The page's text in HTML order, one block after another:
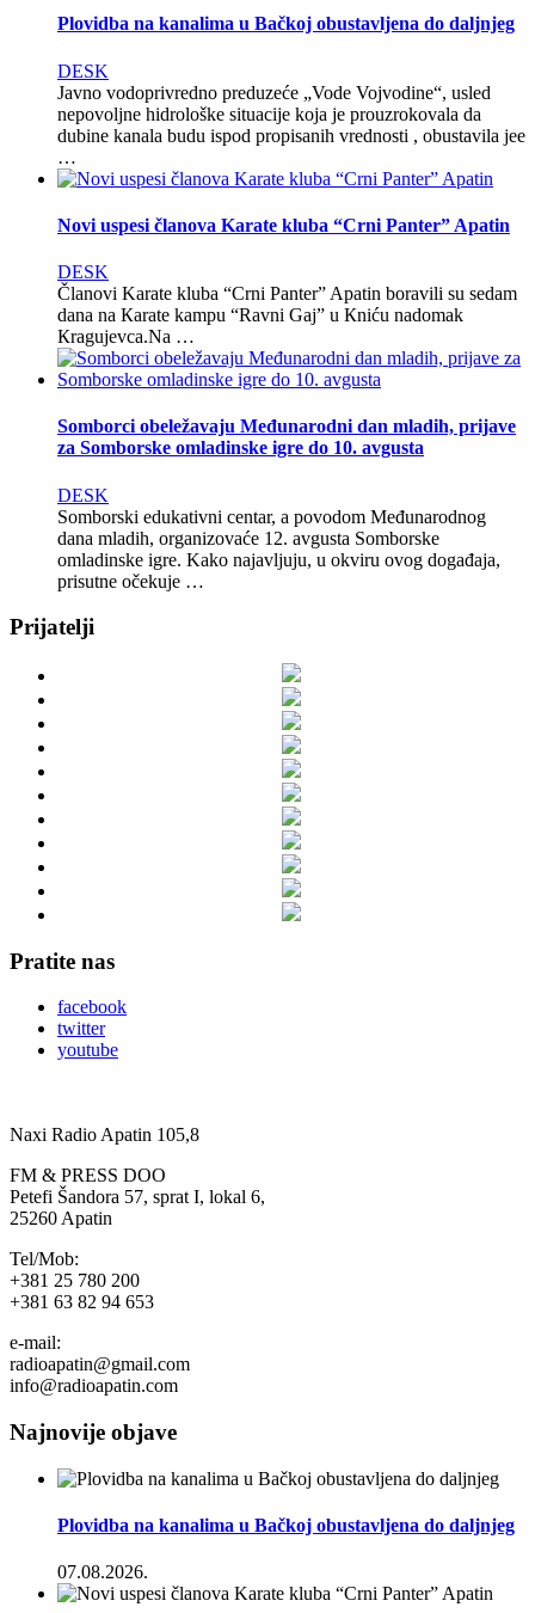
Plovidba na kanalima u Bačkoj obustavljena do daljnjeg
DESK
Javno vodoprivredno preduzeće „Vode Vojvodine“, usled
nepovoljne hidrološke situacije koja je prouzrokovala da
dubine kanala budu ispod propisanih vrednosti , obustavila jee
…
Novi uspesi članova Karate kluba “Crni Panter” Apatin
DESK
Članovi Karate kluba “Crni Panter” Apatin boravili su sedam
dana na Кarate kampu “Ravni Gaj” u Кniću nadomak
Кragujevca.Na …
Somborci obeležavaju Međunarodni dan mladih, prijave
za Somborske omladinske igre do 10. avgusta
DESK
Somborski edukativni centar, a povodom Međunarodnog
dana mladih, organizovaće 12. avgusta Somborske
omladinske igre. Kako najavljuju, u okviru ovog događaja,
prisutne očekuje …
Prijatelji
Pratite nas
facebook
twitter
youtube
Naxi Radio Apatin 105,8
FM & PRESS DOO
Petefi Šandora 57, sprat I, lokal 6,
25260 Apatin
Tel/Mob:
+381 25 780 200
+381 63 82 94 653
e-mail:
radioapatin@gmail.com
info@radioapatin.com
Najnovije objave
Plovidba na kanalima u Bačkoj obustavljena do daljnjeg
07.08.2026.